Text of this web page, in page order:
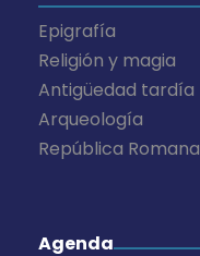
Epigrafía
Religión y magia
Antigüedad tardía
Arqueología
República Romana
Agenda